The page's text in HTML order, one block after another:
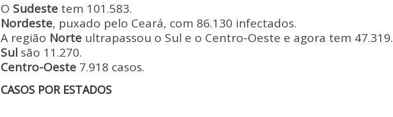
O Sudeste tem 101.583.
Nordeste, puxado pelo Ceará, com 86.130 infectados.
A região Norte ultrapassou o Sul e o Centro-Oeste e agora tem 47.319.
Sul são 11.270.
Centro-Oeste 7.918 casos.
CASOS POR ESTADOS